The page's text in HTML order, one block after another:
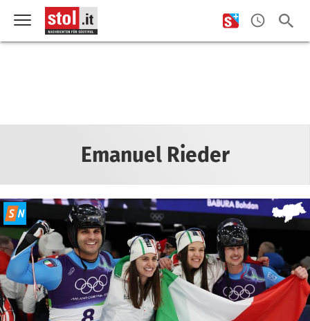
Emanuel Rieder